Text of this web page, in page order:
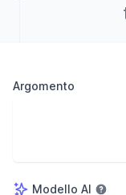
Argomento
Modello AI